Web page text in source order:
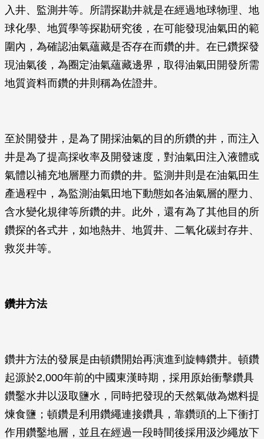
入井、監測井等。所謂探勘井就是在經過地球物理、地
球化學、地質學等探勘研究後，在可能發現油氣田的範
圍內，為確認油氣蘊藏是否存在而鑽的井。在已鑽探發
現油氣後，為圈定油氣蘊藏邊界，取得油氣田開發所需
地質資料而鑽的井則稱為佐證井。
至於開發井，是為了開採油氣的目的所鑽的井，而注入
井是為了提高採收率及開發速度，對油氣田注入液體或
氣體以補充地層壓力而鑽的井。監測井則是在油氣田生
產過程中，為監測油氣田地下動態如各油氣層的壓力、
含水變化規律等所鑽的井。此外，還有為了其他目的所
鑽探的各式井，如地熱井、地質井、二氧化碳封存井、
救災井等。
鑽井方法
鑽井方法的發展是由頓鑽開始再演進到旋轉鑽井。頓鑽
起源於2,000年前的中國東漢時期，採用原始衝擊鑽具
鑽鑿水井以汲取鹽水，同時把發現的天然氣做為燃料提
煉食鹽；頓鑽是利用鑽繩連接鑽具，靠鑽頭的上下衝打
作用鑽鑿地層，並且在經過一段時間後採用汲沙繩放下